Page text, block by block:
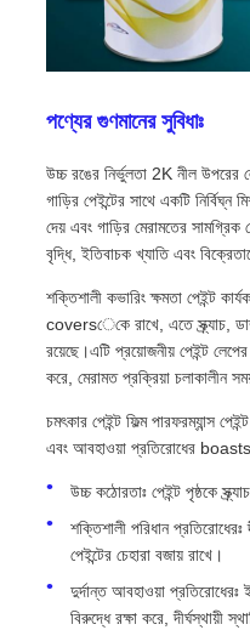
পণ্যের গুণমানের সুবিধাঃ
উচ্চ রঙের নির্ভুলতা 2K নীল উপরের
গাড়ির পেইন্টের সাথে একটি নির্বিঘ্ন
দেয় এবং গাড়ির মেরামতের সামগ্রিক
বৃদ্ধি, ইতিবাচক খ্যাতি এবং
শক্তিশালী কভারিং ক্ষমতা পেইন্ট
coversেকে রাখে, এতে স্ক্র্যাচ,
রয়েছে।এটি প্রয়োজনীয় পেইন্ট
করে, মেরামত প্রক্রিয়া চলাকালীন
চমৎকার পেইন্ট ফিল্ম পারফরম্যান্স
এবং আবহাওয়া প্রতিরোধের
উচ্চ কঠোরতাঃ পেইন্ট পৃষ্ঠকে
শক্তিশালী পরিধান প্রতিরোধেরঃ
পেইন্টের চেহারা বজায় রাখে।
দুর্দান্ত আবহাওয়া প্রতিরোধেরঃ
বিরুদ্ধে রক্ষা করে, দীর্ঘস্থায়ী